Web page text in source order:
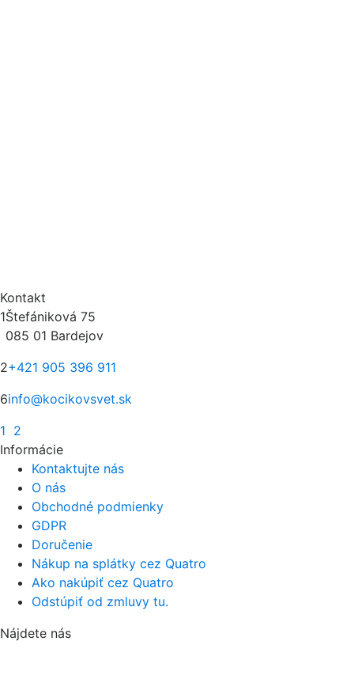
Kontakt
1Štefániková 75
085 01 Bardejov
2+421 905 396 911
6info@kocikovsvet.sk
1 2
Informácie
Kontaktujte nás
O nás
Obchodné podmienky
GDPR
Doručenie
Nákup na splátky cez Quatro
Ako nakúpiť cez Quatro
Odstúpiť od zmluvy tu.
Nájdete nás